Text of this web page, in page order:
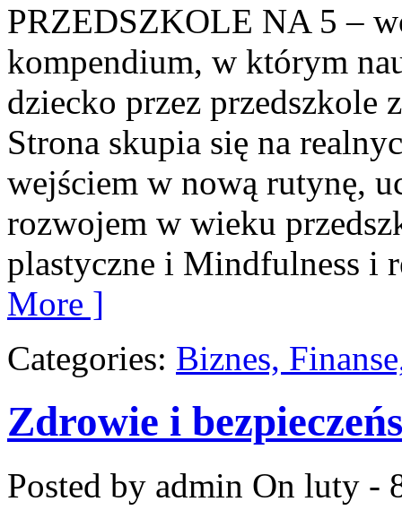
PRZEDSZKOLE NA 5 –
kompendium, w którym
dziecko przez przedszkole
Strona skupia się na
wejściem w nową rutynę,
rozwojem w wieku
plastyczne i Mindfulness i
More ]
Categories: Biznes,
Zdrowie i
Posted by admin On luty -